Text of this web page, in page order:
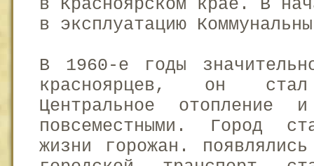
в Красноярском крае. В
в эксплуатацию
В 1960-е годы
красноярцев, он
Центральное отопление
повсеместными. Город
жизни горожан.